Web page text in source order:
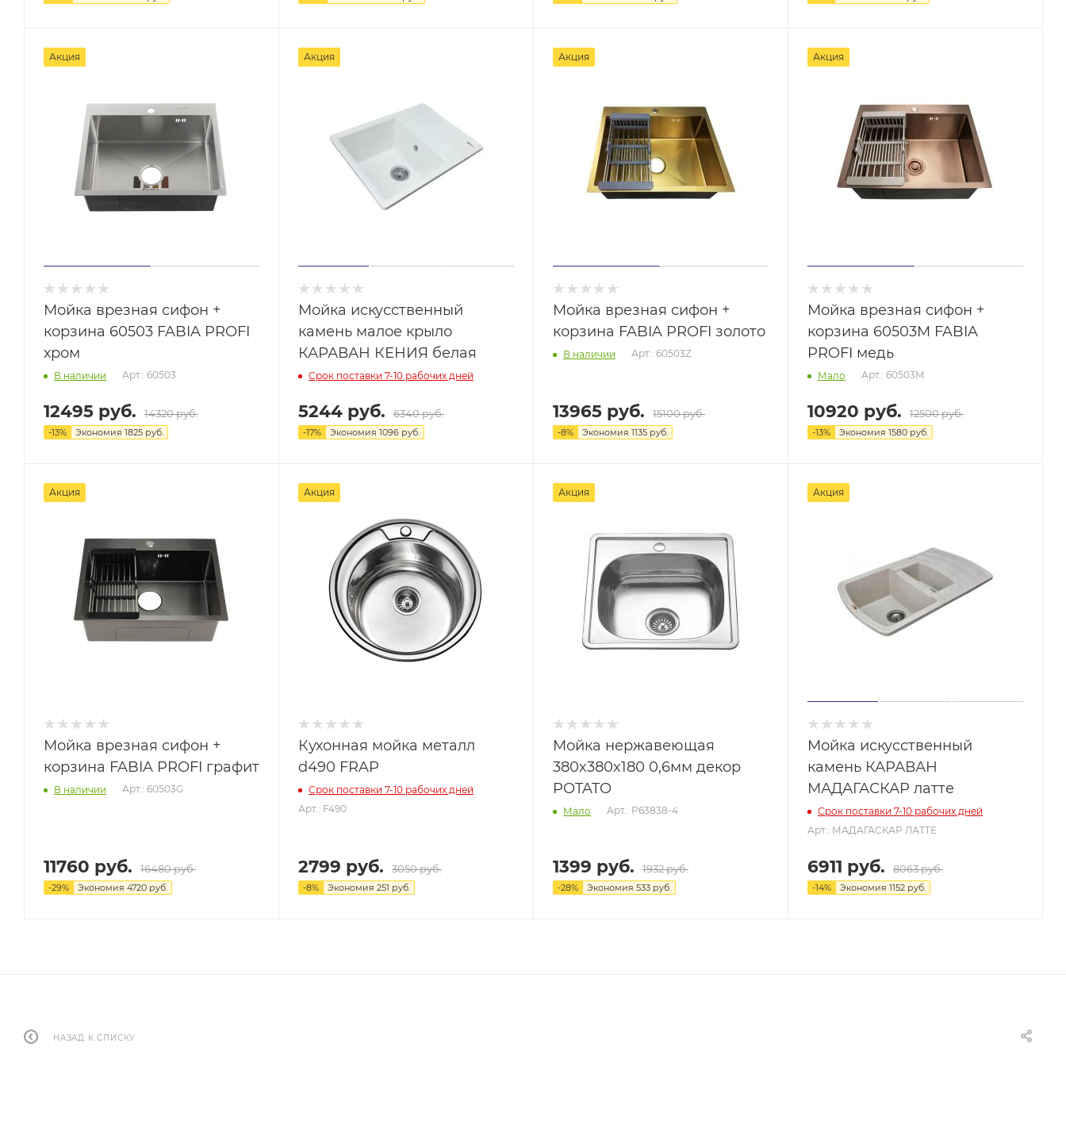
Акция
Мойка врезная сифон +
корзина 60503 FABIA PROFI
хром
В наличии Арт.: 60503
12495 руб. 14320 руб.
-13% Экономия 1825 руб.
Акция
Мойка искусственный
камень малое крыло
КАРАВАН КЕНИЯ белая
Срок поставки 7-10 рабочих дней
5244 руб. 6340 руб.
-17% Экономия 1096 руб.
Акция
Мойка врезная сифон +
корзина FABIA PROFI золото
В наличии Арт.: 60503Z
13965 руб. 15100 руб.
-8% Экономия 1135 руб.
Акция
Мойка врезная сифон +
корзина 60503M FABIA
PROFI медь
Мало Арт.: 60503M
10920 руб. 12500 руб.
-13% Экономия 1580 руб.
Акция
Мойка врезная сифон +
корзина FABIA PROFI графит
В наличии Арт.: 60503G
11760 руб. 16480 руб.
-29% Экономия 4720 руб.
Акция
Кухонная мойка металл
d490 FRAP
Срок поставки 7-10 рабочих дней
Арт.: F490
2799 руб. 3050 руб.
-8% Экономия 251 руб.
Акция
Мойка нержавеющая
380x380x180 0,6мм декор
POTATO
Мало Арт.: P63838-4
1399 руб. 1932 руб.
-28% Экономия 533 руб.
Акция
Мойка искусственный
камень КАРАВАН
МАДАГАСКАР латте
Срок поставки 7-10 рабочих дней
Арт.: МАДАГАСКАР ЛАТТЕ
6911 руб. 8063 руб.
-14% Экономия 1152 руб.
НАЗАД К СПИСКУ